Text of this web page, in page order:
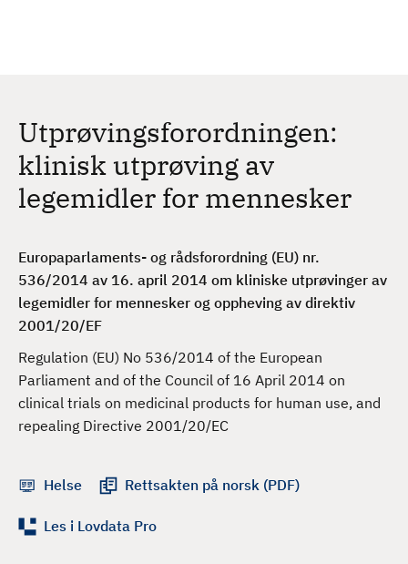
Utprøvingsforordningen:
klinisk utprøving av
legemidler for mennesker
Europaparlaments- og rådsforordning (EU) nr.
536/2014 av 16. april 2014 om kliniske utprøvinger av
legemidler for mennesker og oppheving av direktiv
2001/20/EF
Regulation (EU) No 536/2014 of the European
Parliament and of the Council of 16 April 2014 on
clinical trials on medicinal products for human use, and
repealing Directive 2001/20/EC
Helse Rettsakten på norsk (PDF)
Les i Lovdata Pro